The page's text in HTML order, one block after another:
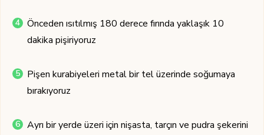
Önceden ısıtılmış 180 derece fırında yaklaşık 10
dakika pişiriyoruz
Pişen kurabiyeleri metal bir tel üzerinde soğumaya
bırakıyoruz
Ayrı bir yerde üzeri için nişasta, tarçın ve pudra şekerini